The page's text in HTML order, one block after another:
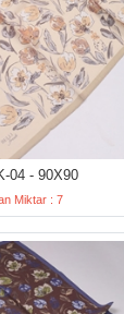
04 - 90X90
Miktar : 7